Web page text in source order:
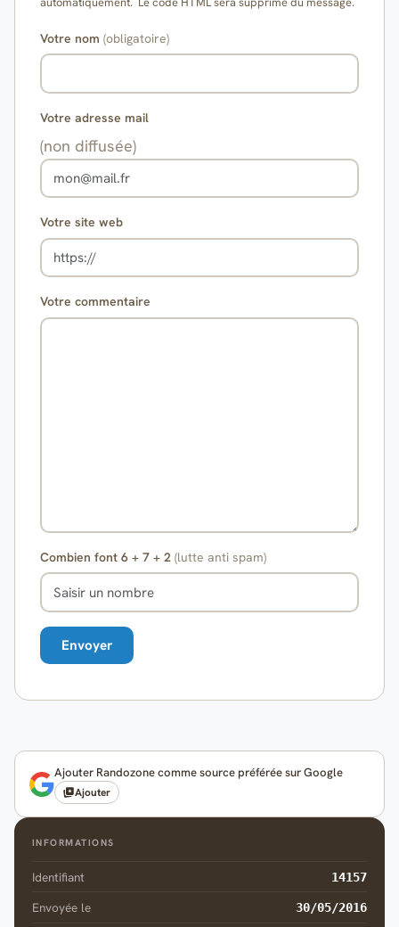
Votre nom (obligatoire)
Votre adresse mail
(non diffusée)
Votre site web
Votre commentaire
Combien font 6 + 7 + 2 (lutte anti spam)
Ajouter Randozone comme source préférée sur Google
Ajouter
INFORMATIONS
Identifiant 14157
Envoyée le 30/05/2016